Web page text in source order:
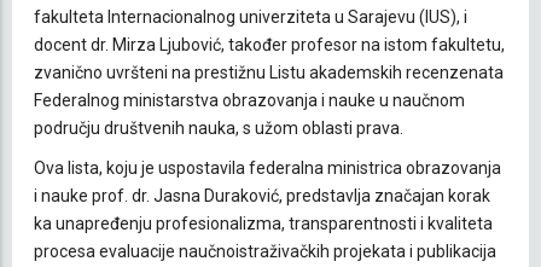
fakulteta Internacionalnog univerziteta u Sarajevu (IUS), i
docent dr. Mirza Ljubović, također profesor na istom fakultetu,
zvanično uvršteni na prestižnu Listu akademskih recenzenata
Federalnog ministarstva obrazovanja i nauke u naučnom
području društvenih nauka, s užom oblasti prava.
Ova lista, koju je uspostavila federalna ministrica obrazovanja
i nauke prof. dr. Jasna Duraković, predstavlja značajan korak
ka unapređenju profesionalizma, transparentnosti i kvaliteta
procesa evaluacije naučnoistraživačkih projekata i publikacija